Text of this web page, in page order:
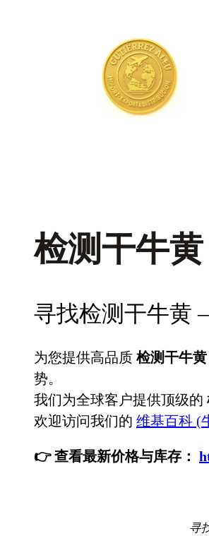
检测干牛黄
寻找检测干牛黄
为您提供高品质 检测干牛黄
势。
我们为全球客户提供顶级的
欢迎访问我们的 维基百科 (
👉 查看最新价格与库存：
寻